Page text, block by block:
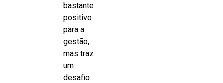
bastante
positivo
para a
gestão,
mas traz
um
desafio